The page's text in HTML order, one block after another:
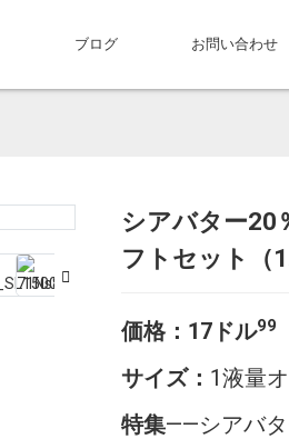
ブログ お問い合わせ
シアバター20
フトセット（1
価格：17ドル99
サイズ： 1液量
特集——シアバ